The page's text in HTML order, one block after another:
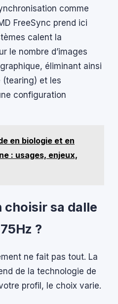
comme
FreeSync prend ici
calent la
le nombre d’images
éliminant ainsi
(tearing) et les
configuration
en biologie et en
: usages, enjeux,
choisir sa dalle
?
ne fait pas tout. La
de la technologie de
profil, le choix varie.